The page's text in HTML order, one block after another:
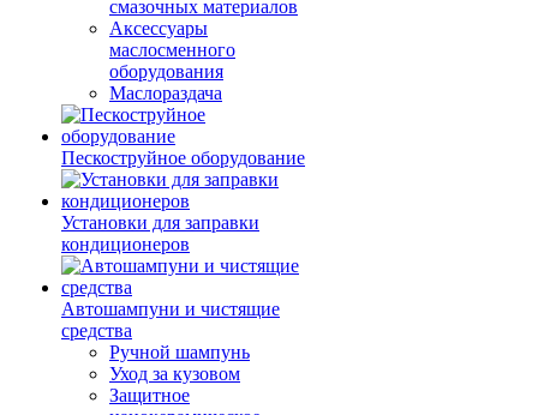
смазочных материалов
Аксессуары
маслосменного
оборудования
Маслораздача
Пескоструйное оборудование
Установки для заправки
кондиционеров
Автошампуни и чистящие
средства
Ручной шампунь
Уход за кузовом
Защитное